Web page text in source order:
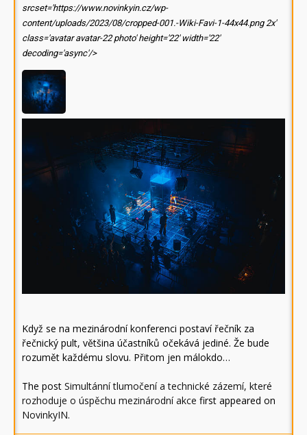
srcset='https://www.novinkyin.cz/wp-
content/uploads/2023/08/cropped-001.-Wiki-Favi-1-44x44.png 2x'
class='avatar avatar-22 photo' height='22' width='22'
decoding='async'/>
Když se na mezinárodní konferenci postaví řečník za
řečnický pult, většina účastníků očekává jediné. Že bude
rozumět každému slovu. Přitom jen málokdo…
The post Simultánní tlumočení a technické zázemí, které
rozhoduje o úspěchu mezinárodní akce first appeared on
NovinkyIN.